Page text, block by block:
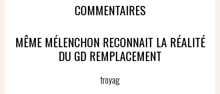
COMMENTAIRES
MÊME MÉLENCHON RECONNAIT LA RÉALITÉ
DU GD REMPLACEMENT
troyag